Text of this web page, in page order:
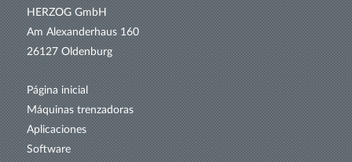
HERZOG GmbH
Am Alexanderhaus 160
26127 Oldenburg
Página inicial
Máquinas trenzadoras
Aplicaciones
Software